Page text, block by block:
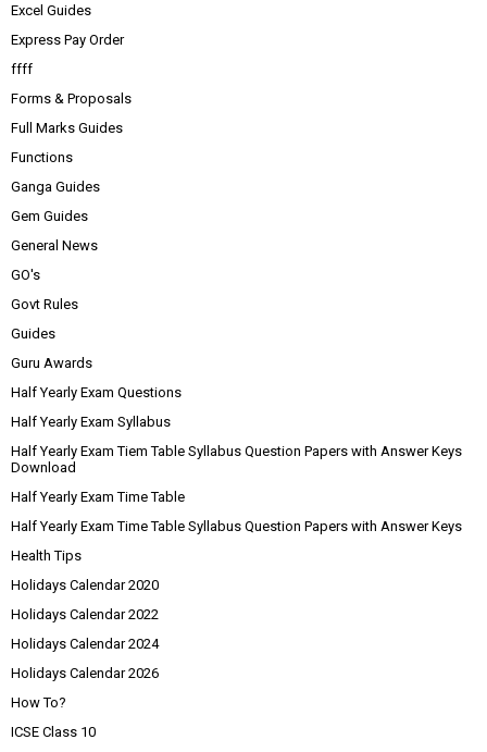
Excel Guides
Express Pay Order
ffff
Forms & Proposals
Full Marks Guides
Functions
Ganga Guides
Gem Guides
General News
GO's
Govt Rules
Guides
Guru Awards
Half Yearly Exam Questions
Half Yearly Exam Syllabus
Half Yearly Exam Tiem Table Syllabus Question Papers with Answer Keys
Download
Half Yearly Exam Time Table
Half Yearly Exam Time Table Syllabus Question Papers with Answer Keys
Health Tips
Holidays Calendar 2020
Holidays Calendar 2022
Holidays Calendar 2024
Holidays Calendar 2026
How To?
ICSE Class 10